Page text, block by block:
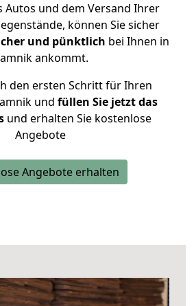
Autos und dem Versand Ihrer
können Sie sicher
und pünktlich bei Ihnen in
ankommt.
den ersten Schritt für Ihren
und füllen Sie jetzt das
und erhalten Sie kostenlose
Angebote
Angebote erhalten